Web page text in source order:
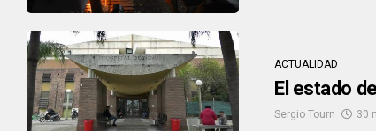
ACTUALIDAD
El estado
Sergio Tourn 30